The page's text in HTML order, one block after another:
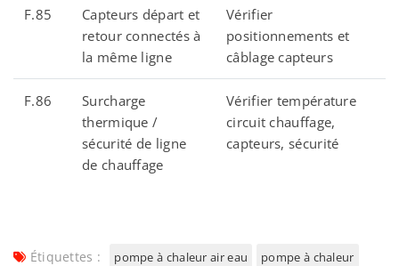
F.85
Capteurs départ et
retour connectés à
la même ligne
Vérifier
positionnements et
câblage capteurs
F.86
Surcharge
thermique /
sécurité de ligne
de chauffage
Vérifier température
circuit chauffage,
capteurs, sécurité
Étiquettes : pompe à chaleur air eau
pompe à chaleur